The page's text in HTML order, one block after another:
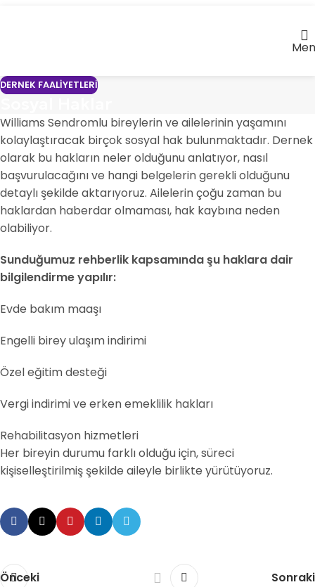
DERNEK FAALIYETLERI
Williams Sendromlu bireylerin ve ailelerinin yaşamını
kolaylaştıracak birçok sosyal hak bulunmaktadır. Dernek
olarak bu hakların neler olduğunu anlatıyor, nasıl
başvurulacağını ve hangi belgelerin gerekli olduğunu
detaylı şekilde aktarıyoruz. Ailelerin çoğu zaman bu
haklardan haberdar olmaması, hak kaybına neden
olabiliyor.
Sunduğumuz rehberlik kapsamında şu haklara dair
bilgilendirme yapılır:
Evde bakım maaşı
Engelli birey ulaşım indirimi
Özel eğitim desteği
Vergi indirimi ve erken emeklilik hakları
Rehabilitasyon hizmetleri
Her bireyin durumu farklı olduğu için, süreci
kişiselleştirilmiş şekilde aileyle birlikte yürütüyoruz.
Önceki Sonraki